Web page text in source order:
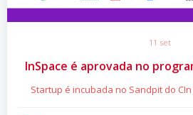
11 set
InSpace é aprovada no
Startup é incubada no Sandpit do CIn